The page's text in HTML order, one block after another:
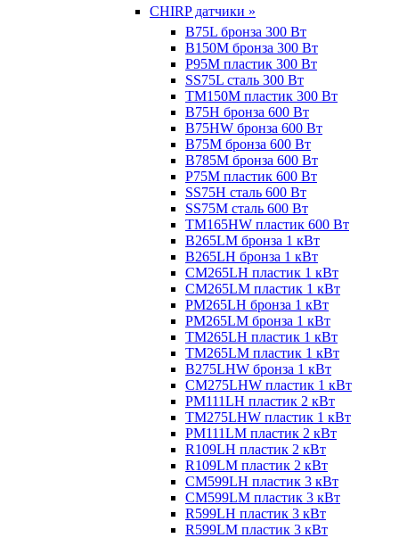
CHIRP датчики »
B75L бронза 300 Вт
B150M бронза 300 Вт
P95M пластик 300 Вт
SS75L сталь 300 Вт
TM150M пластик 300 Вт
B75H бронза 600 Вт
B75HW бронза 600 Вт
B75M бронза 600 Вт
B785M бронза 600 Вт
P75M пластик 600 Вт
SS75H сталь 600 Вт
SS75M сталь 600 Вт
TM165HW пластик 600 Вт
B265LM бронза 1 кВт
B265LH бронза 1 кВт
CM265LH пластик 1 кВт
CM265LM пластик 1 кВт
PM265LH бронза 1 кВт
PM265LM бронза 1 кВт
TM265LH пластик 1 кВт
TM265LM пластик 1 кВт
B275LHW бронза 1 кВт
CM275LHW пластик 1 кВт
PM111LH пластик 2 кВт
TM275LHW пластик 1 кВт
PM111LM пластик 2 кВт
R109LH пластик 2 кВт
R109LM пластик 2 кВт
CM599LH пластик 3 кВт
CM599LM пластик 3 кВт
R599LH пластик 3 кВт
R599LM пластик 3 кВт